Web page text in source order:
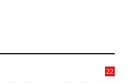
22